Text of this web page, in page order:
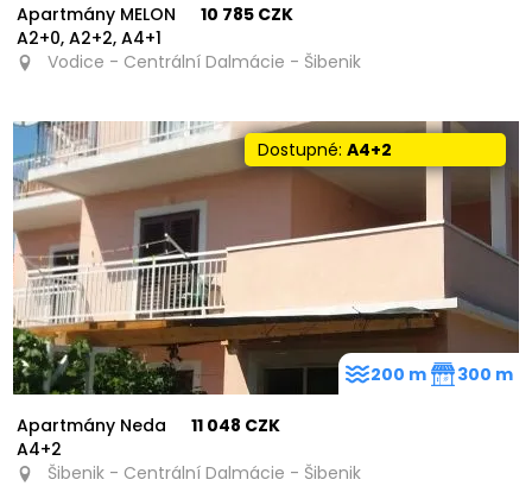
Apartmány MELON
A2+0, A2+2, A4+1
10 785 CZK
Vodice - Centrální Dalmácie - Šibenik
Dostupné:A4+2
Apartmány Neda
A4+2
11 048 CZK
Šibenik - Centrální Dalmácie - Šibenik
200 m 300 m